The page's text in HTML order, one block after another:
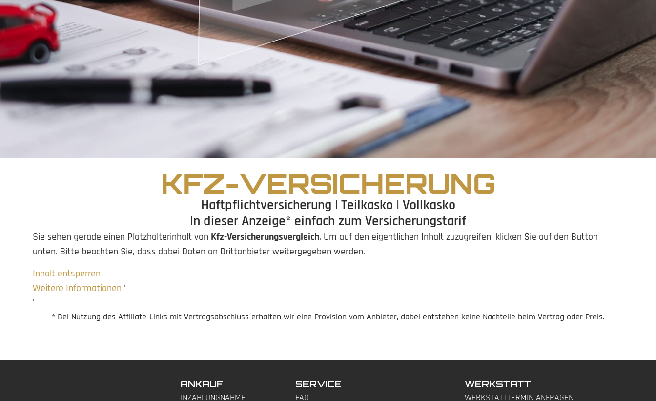
KFZ-VERSICHERUNG
Haftpflichtversicherung | Teilkasko | Vollkasko
In dieser Anzeige* einfach zum Versicherungstarif
Sie sehen gerade einen Platzhalterinhalt von Kfz-Versicherungsvergleich. Um auf den eigentlichen Inhalt zuzugreifen, klicken Sie auf den Button
unten. Bitte beachten Sie, dass dabei Daten an Drittanbieter weitergegeben werden.
Inhalt entsperren
Weitere Informationen '
'
* Bei Nutzung des Affiliate-Links mit Vertragsabschluss erhalten wir eine Provision vom Anbieter, dabei entstehen keine Nachteile beim Vertrag oder Preis.
ANKAUF
INZAHLUNGNAHME
SERVICE
FAQ
WERKSTATT
WERKSTATTTERMIN ANFRAGEN